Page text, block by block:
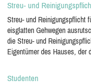
Streu- und
Streu- und Reinigungspflicht
eisglatten Gehwegen
die Streu- und
Eigentümer des Hauses, der
Studenten